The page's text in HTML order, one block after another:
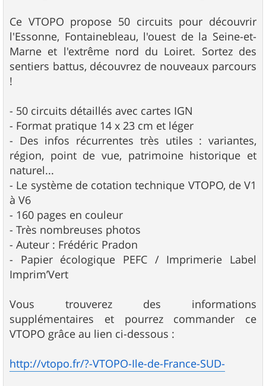
Ce VTOPO propose 50 circuits pour découvrir
l'Essonne, Fontainebleau, l'ouest de la Seine-et-
Marne et l'extrême nord du Loiret. Sortez des
sentiers battus, découvrez de nouveaux parcours
!
- 50 circuits détaillés avec cartes IGN
- Format pratique 14 x 23 cm et léger
- Des infos récurrentes très utiles : variantes,
région, point de vue, patrimoine historique et
naturel...
- Le système de cotation technique VTOPO, de V1
à V6
- 160 pages en couleur
- Très nombreuses photos
- Auteur : Frédéric Pradon
- Papier écologique PEFC / Imprimerie Label
Imprim’Vert
Vous trouverez des informations
supplémentaires et pourrez commander ce
VTOPO grâce au lien ci-dessous :
http://vtopo.fr/?-VTOPO-Ile-de-France-SUD-